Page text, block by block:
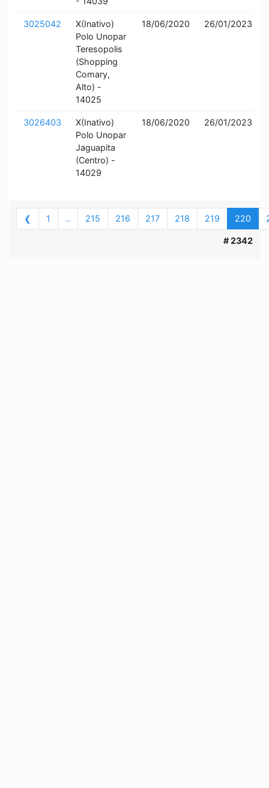
3025042
X(Inativo)
Polo Unopar
Teresopolis
(Shopping
Comary,
Alto) -
14025
18/06/2020 26/01/2023
3026403
X(Inativo)
Polo Unopar
Jaguapita
(Centro) -
14029
18/06/2020 26/01/2023
❮ 1 .. 215 216 217 218 219 220
# 2342